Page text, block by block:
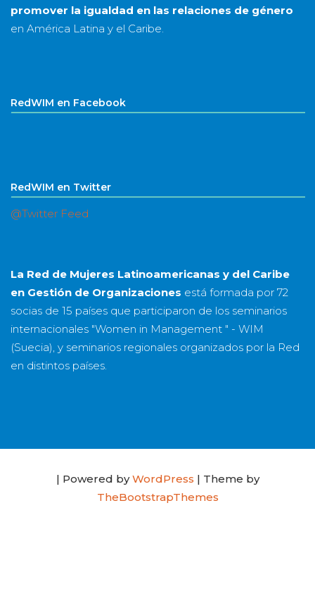
promover la igualdad en las relaciones de género
en América Latina y el Caribe.
RedWIM en Facebook
RedWIM en Twitter
@Twitter Feed
La Red de Mujeres Latinoamericanas y del Caribe
en Gestión de Organizaciones está formada por 72
socias de 15 países que participaron de los seminarios
internacionales "Women in Management " - WIM
(Suecia), y seminarios regionales organizados por la Red
en distintos países.
| Powered byWordPress | Theme by
TheBootstrapThemes